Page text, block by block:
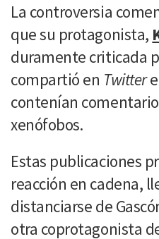
La controversia
que su protagonista,
duramente criticada
compartió en Twitter
contenían
xenófobos.
Estas publicaciones
reacción en cadena,
distanciarse de
otra coprotagonista